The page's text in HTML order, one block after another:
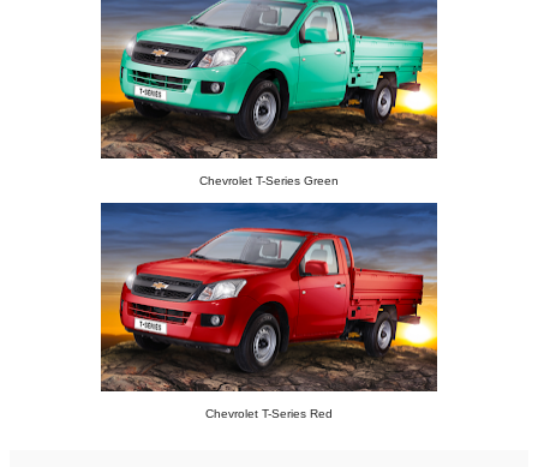
Chevrolet T-Series Green
Chevrolet T-Series Red